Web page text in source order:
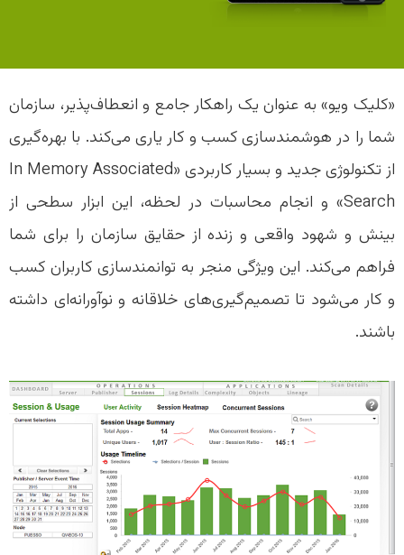
«کلیک ویو» به عنوان یک راهکار جامع و انعطاف‌پذیر، سازمان
شما را در هوشمندسازی کسب و کار یاری می‌کند. با بهره‌گیری
از تکنولوژی جدید و بسیار کاربردی «In Memory Associated
Search» و انجام محاسبات در لحظه، این ابزار سطحی از
بینش و شهود واقعی و زنده از حقایق سازمان را برای شما
فراهم می‌کند. این ویژگی منجر به توانمندسازی کاربران کسب
و کار می‌شود تا تصمیم‌گیری‌های خلاقانه و نوآورانه‌ای داشته
باشند.